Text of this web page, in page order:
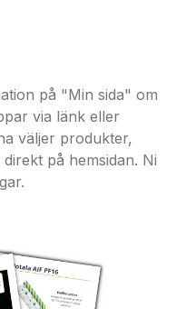
på "Min sida" om
via länk eller
väljer produkter,
på hemsidan. Ni